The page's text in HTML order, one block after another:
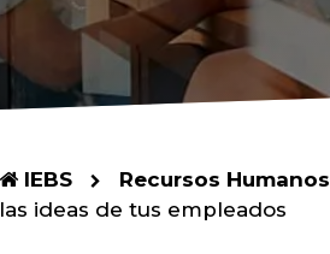
IEBS Recursos Humanos
las ideas de tus empleados